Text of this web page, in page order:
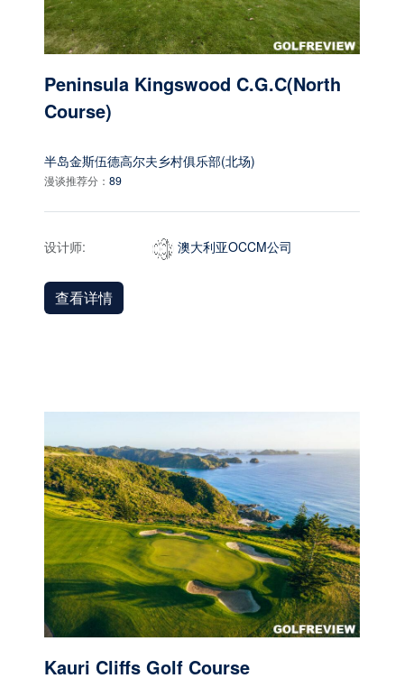
Peninsula Kingswood C.G.C(North
Course)
半岛金斯伍德高尔夫乡村俱乐部(北场)
漫谈推荐分： 89
设计师: 澳大利亚OCCM公司
查看详情
Kauri Cliffs Golf Course